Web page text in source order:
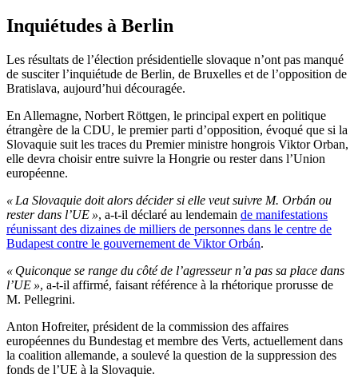
Inquiétudes à Berlin
Les résultats de l’élection présidentielle slovaque n’ont pas manqué
de susciter l’inquiétude de Berlin, de Bruxelles et de l’opposition de
Bratislava, aujourd’hui découragée.
En Allemagne, Norbert Röttgen, le principal expert en politique
étrangère de la CDU, le premier parti d’opposition, évoqué que si la
Slovaquie suit les traces du Premier ministre hongrois Viktor Orban,
elle devra choisir entre suivre la Hongrie ou rester dans l’Union
européenne.
« La Slovaquie doit alors décider si elle veut suivre M. Orbán ou
rester dans l’UE », a-t-il déclaré au lendemain de manifestations
réunissant des dizaines de milliers de personnes dans le centre de
Budapest contre le gouvernement de Viktor Orbán.
« Quiconque se range du côté de l’agresseur n’a pas sa place dans
l’UE », a-t-il affirmé, faisant référence à la rhétorique prorusse de
M. Pellegrini.
Anton Hofreiter, président de la commission des affaires
européennes du Bundestag et membre des Verts, actuellement dans
la coalition allemande, a soulevé la question de la suppression des
fonds de l’UE à la Slovaquie.